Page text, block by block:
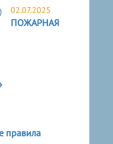
02.07.2025
ПОЖАРНАЯ
правила